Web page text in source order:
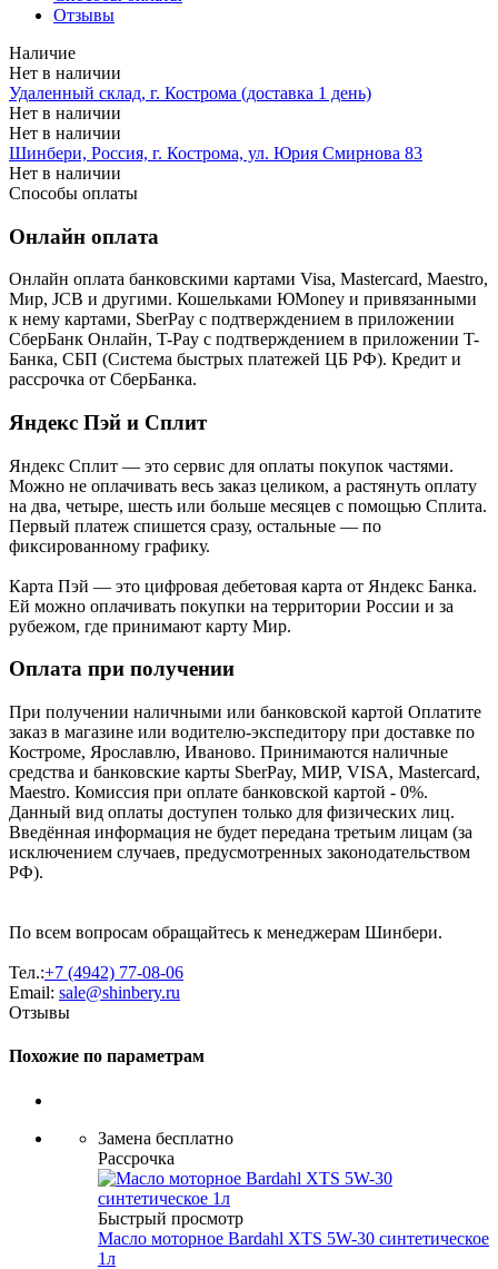
Отзывы
Наличие
Нет в наличии
Удаленный склад, г. Кострома (доставка 1 день)
Нет в наличии
Нет в наличии
Шинбери, Россия, г. Кострома, ул. Юрия Смирнова 83
Нет в наличии
Способы оплаты
Онлайн оплата
Онлайн оплата банковскими картами Visa, Mastercard, Maestro,
Мир, JCB и другими. Кошельками ЮMoney и привязанными
к нему картами, SberPay с подтверждением в приложении
СберБанк Онлайн, T-Pay с подтверждением в приложении T-
Банка, СБП (Система быстрых платежей ЦБ РФ). Кредит и
рассрочка от СберБанка.
Яндекс Пэй и Сплит
Яндекс Cплит — это сервис для оплаты покупок частями.
Можно не оплачивать весь заказ целиком, а растянуть оплату
на два, четыре, шесть или больше месяцев с помощью Сплита.
Первый платеж спишется сразу, остальные — по
фиксированному графику.
Карта Пэй — это цифровая дебетовая карта от Яндекс Банка.
Ей можно оплачивать покупки на территории России и за
рубежом, где принимают карту Мир.
Оплата при получении
При получении наличными или банковской картой Оплатите
заказ в магазине или водителю-экспедитору при доставке по
Костроме, Ярославлю, Иваново. Принимаются наличные
средства и банковские карты SberPay, МИР, VISA, Mastercard,
Maestro. Комиссия при оплате банковской картой - 0%.
Данный вид оплаты доступен только для физических лиц.
Введённая информация не будет передана третьим лицам (за
исключением случаев, предусмотренных законодательством
РФ).
По всем вопросам обращайтесь к менеджерам Шинбери.
Тел.:+7 (4942) 77-08-06
Email: sale@shinbery.ru
Отзывы
Похожие по параметрам
Замена бесплатно
Рассрочка
Быстрый просмотр
Масло мотоpное Bardahl XTS 5W-30 синтетическое
1л